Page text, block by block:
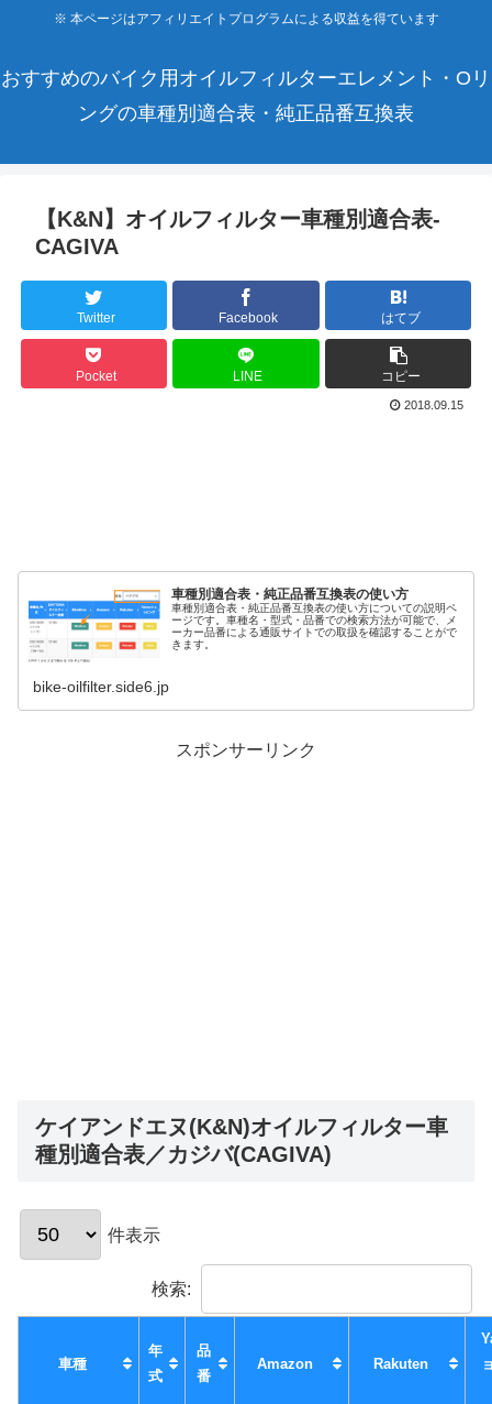
※ 本ページはアフィリエイトプログラムによる収益を得ています
おすすめのバイク用オイルフィルターエレメント・Oリ
ングの車種別適合表・純正品番互換表
【K&N】オイルフィルター車種別適合表-
CAGIVA
Twitter Facebook はてブ
Pocket LINE コピー
2018.09.15
車種別適合表・純正品番互換表の使い方
車種別適合表・純正品番互換表の使い方についての説明ペ
ージです。車種名・型式・品番での検索方法が可能で、メ
ーカー品番による通販サイトでの取扱を確認することがで
きます。
bike-oilfilter.side6.jp
スポンサーリンク
ケイアンドエヌ(K&N)オイルフィルター車
種別適合表／カジバ(CAGIVA)
件表示
検索:
車種
年
式
品
番
Amazon Rakuten